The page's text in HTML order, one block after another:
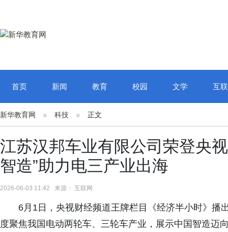
首页 新闻 教育 校园 文学 互
新华教育网 科技 正文
江苏汉邦车业有限公司荣登央
智造”助力电三产业出海
2026-06-03 11:42 来源： 互联网
6月1日，央视财经频道王牌栏目《经济半小时》播
度聚焦我国电动两轮车、三轮车产业，展示中国智造迈